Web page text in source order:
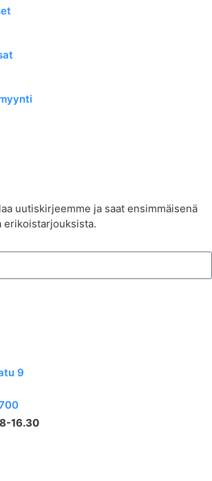
uutiskirjeemme ja saat ensimmäisenä
erikoistarjouksista.
9
16.30